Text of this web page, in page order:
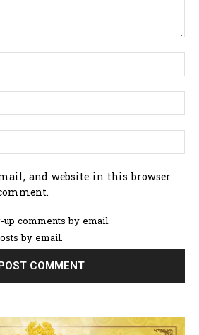
and website in this browser
comments by email.
by email.